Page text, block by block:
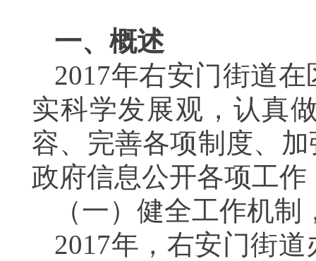
一、概述
2017年右安门街道
实科学发展观，认真
容、完善各项制度、
政府信息公开各项工
（一）健全工作机
2017年，右安门街